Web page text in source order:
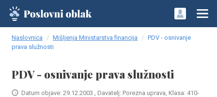
Naslovnica Mišljenja Ministarstva financija
PDV - osnivanje
prava služnosti
PDV - osnivanje prava služnosti
Datum objave: 29.12.2003., Davatelj: Porezna uprava, Klasa: 410-